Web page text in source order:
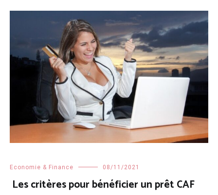
Economie & Finance 08/11/2021
Les critères pour bénéficier un prêt CAF